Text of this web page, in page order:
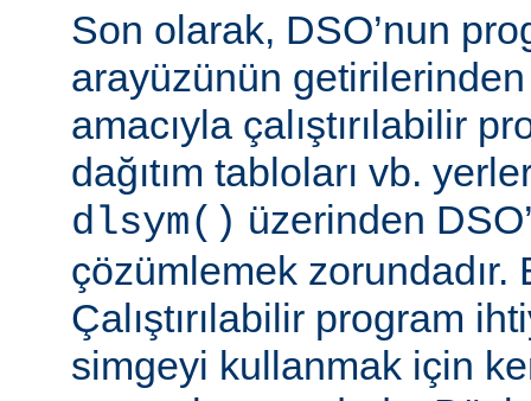
Son olarak, DSO’nun
arayüzünün
amacıyla çalıştırılabilir
dağıtım tabloları vb.
dlsym() üzerinden
çözümlemek
Çalıştırılabilir program
simgeyi kullanmak için